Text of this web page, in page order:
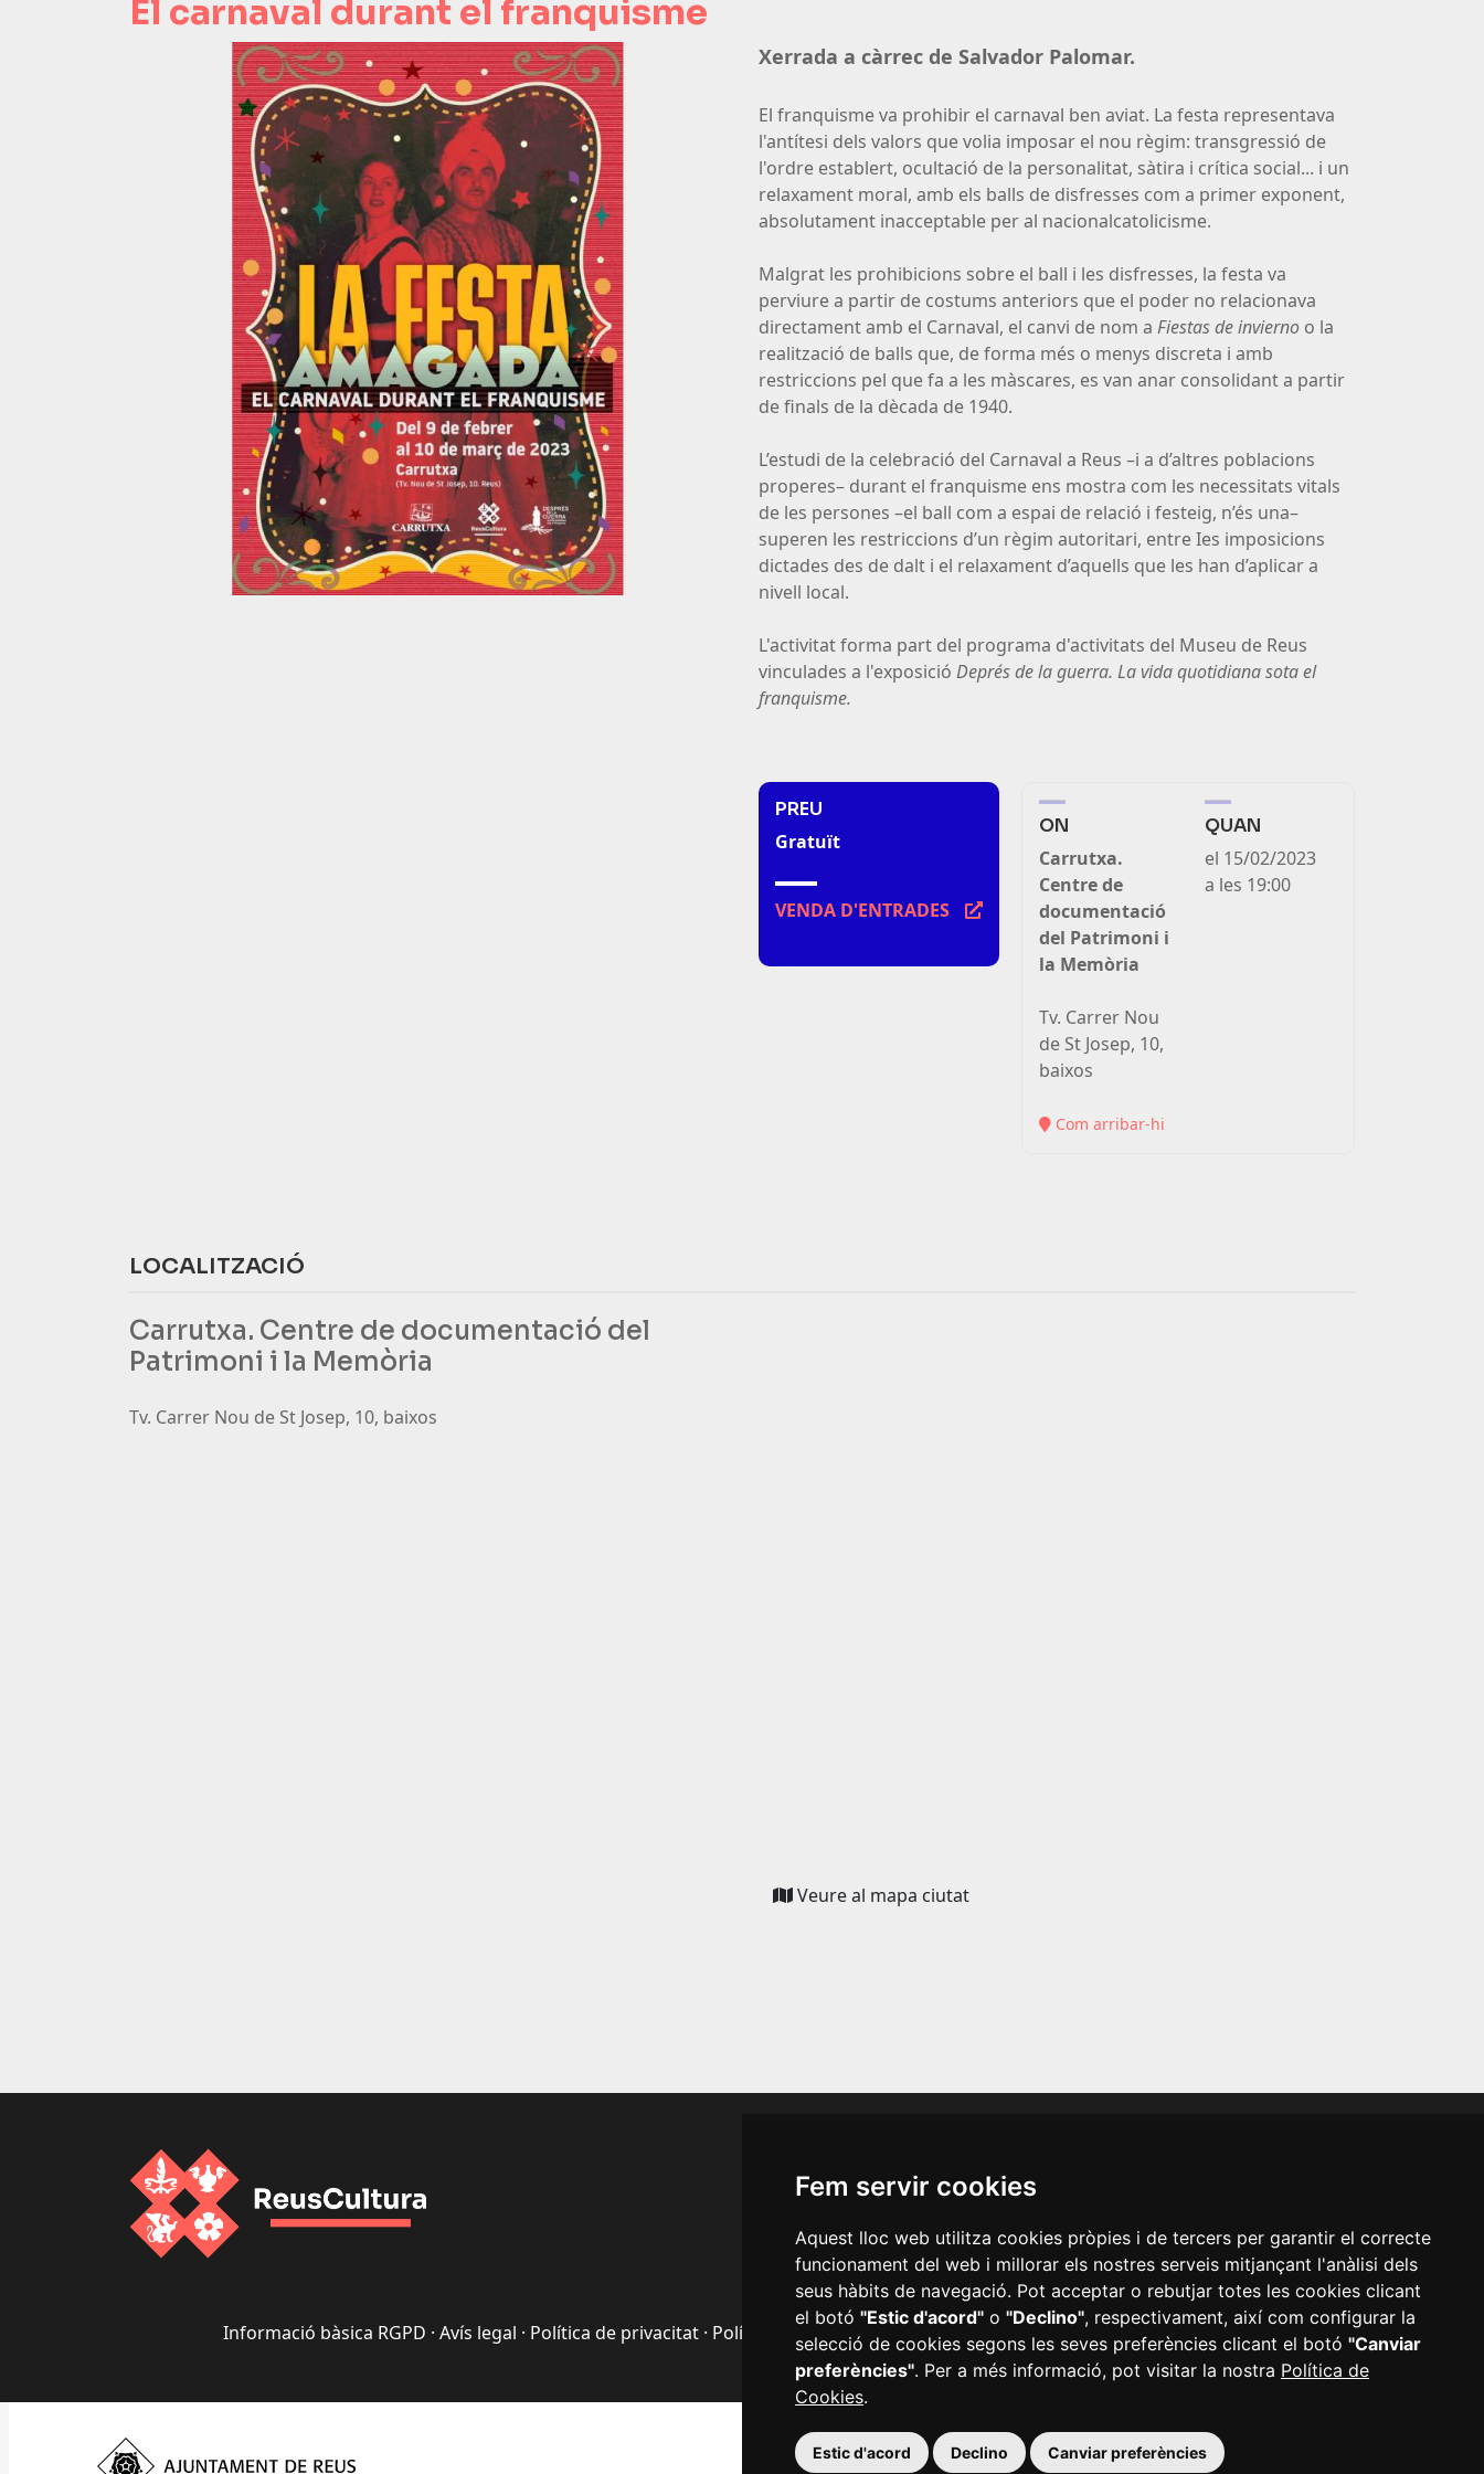
Fem servir cookies
Aquest lloc web utilitza cookies pròpies i de tercers per garantir el correcte
funcionament del web i millorar els nostres serveis mitjançant l'anàlisi dels
seus hàbits de navegació. Pot acceptar o rebutjar totes les cookies clicant
el botó "Estic d'acord" o "Declino", respectivament, així com configurar la
selecció de cookies segons les seves preferències clicant el botó "Canviar
preferències". Per a més informació, pot visitar la nostra Política de
Cookies.
Estic d'acord Declino Canviar preferències
El carnaval durant el franquisme
Xerrada a càrrec de Salvador Palomar.
El franquisme va prohibir el carnaval ben aviat. La festa representava
l'antítesi dels valors que volia imposar el nou règim: transgressió de
l'ordre establert, ocultació de la personalitat, sàtira i crítica social... i un
relaxament moral, amb els balls de disfresses com a primer exponent,
absolutament inacceptable per al nacionalcatolicisme.
Malgrat les prohibicions sobre el ball i les disfresses, la festa va
perviure a partir de costums anteriors que el poder no relacionava
directament amb el Carnaval, el canvi de nom a Fiestas de invierno o la
realització de balls que, de forma més o menys discreta i amb
restriccions pel que fa a les màscares, es van anar consolidant a partir
de finals de la dècada de 1940.
L’estudi de la celebració del Carnaval a Reus –i a d’altres poblacions
properes– durant el franquisme ens mostra com les necessitats vitals
de les persones –el ball com a espai de relació i festeig, n’és una–
superen les restriccions d’un règim autoritari, entre Ies imposicions
dictades des de dalt i el relaxament d’aquells que les han d’aplicar a
nivell local.
L'activitat forma part del programa d'activitats del Museu de Reus
vinculades a l'exposició Deprés de la guerra. La vida quotidiana sota el
franquisme.
PREU
Gratuït
VENDA D'ENTRADES
external)
ON
Carrutxa.
Centre de
documentació
del Patrimoni i
la Memòria
Tv. Carrer Nou
de St Josep, 10,
baixos
Com arribar-hi
QUAN
el 15/02/2023
a les 19:00
LOCALITZACIÓ
Carrutxa. Centre de documentació del
Patrimoni i la Memòria
Tv. Carrer Nou de St Josep, 10, baixos
Veure al mapa ciutat
Informació bàsica RGPD · Avís legal · Política de privacitat· Política de cookies ·Accessibilitat · Mapa web Configurar cookies
Plaça del Mercadal · 43201 Reus | 977 010 010 | ajuntament@reus.cat